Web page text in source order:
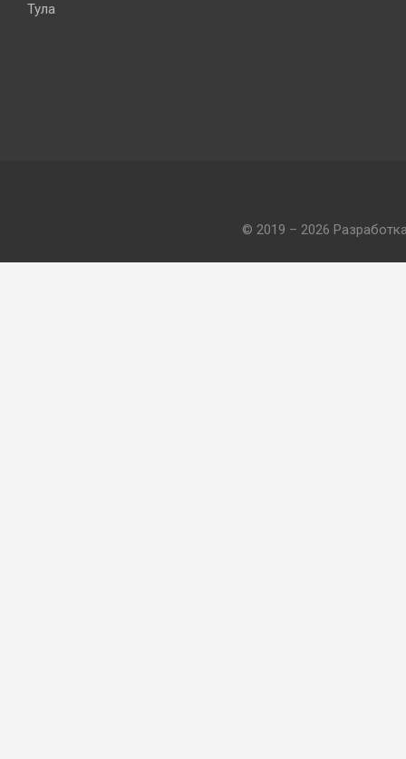
Тула
© 2019 – 2026